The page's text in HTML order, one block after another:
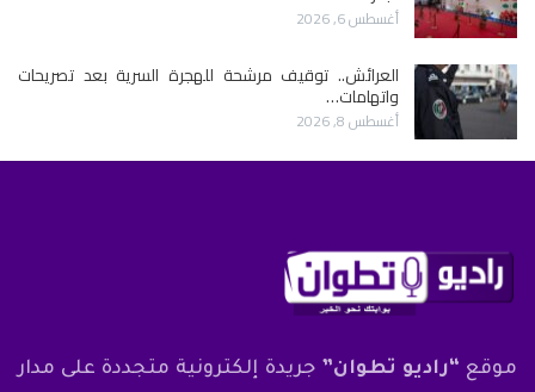
أغسطس 6, 2026
العرائش.. توقيف مرشحة للهجرة السرية بعد تصريحات
واتهامات…
أغسطس 8, 2026
موقع “راديو تطوان” جريدة إلكترونية متجددة على مدار